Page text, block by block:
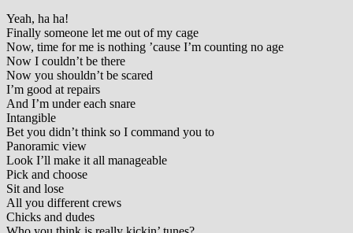
Yeah, ha ha!
Finally someone let me out of my cage
Now, time for me is nothing ’cause I’m counting no age
Now I couldn’t be there
Now you shouldn’t be scared
I’m good at repairs
And I’m under each snare
Intangible
Bet you didn’t think so I command you to
Panoramic view
Look I’ll make it all manageable
Pick and choose
Sit and lose
All you different crews
Chicks and dudes